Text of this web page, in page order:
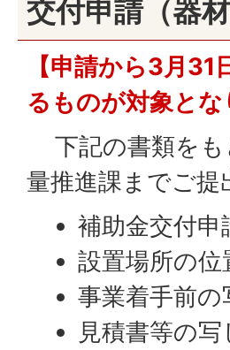
交付申請（器材
【申請から3月
るものが対象とな
下記の書類をも
量推進課までご提
補助金交付申
設置場所の位
事業着手前の
見積書等の写